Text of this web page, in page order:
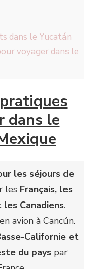
dans le Yucatán
voyager dans le
dans le
les séjours de
les Français, les
Canadiens.
avion à Cancún.
Californie et
du pays par